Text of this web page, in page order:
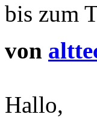
bis zum
von
Hallo,